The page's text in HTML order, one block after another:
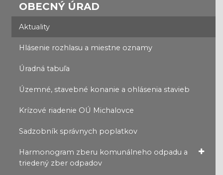
OBECNÝ ÚRAD
Aktuality
Hlásenie rozhlasu a miestne oznamy
Úradná tabuľa
Územné, stavebné konanie a ohlásenia stavieb
Krízové riadenie OÚ Michalovce
Sadzobník správnych poplatkov
Harmonogram zberu komunálneho odpadu a
triedený zber odpadov